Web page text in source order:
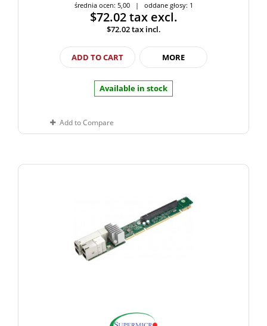
średnia ocen: 5,00 | oddane głosy: 1
$72.02tax excl.
$72.02tax incl.
ADD TO CART MORE
Available in stock
Add to Compare